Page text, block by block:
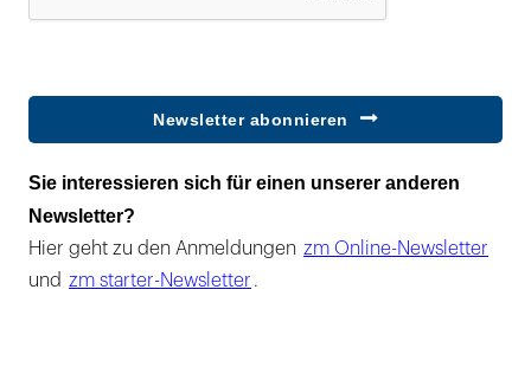
Newsletter abonnieren
Sie interessieren sich für einen unserer anderen
Newsletter?
Hier geht zu den Anmeldungen zm Online-Newsletter
und zm starter-Newsletter .